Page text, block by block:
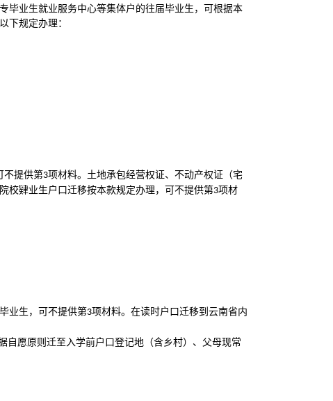
毕业生就业服务中心等集体户的往届毕业生，可根据本
下规定办理：
不提供第3项材料。土地承包经营权证、不动产权证（宅
校肄业生户口迁移按本款规定办理，可不提供第3项材
业生，可不提供第3项材料。在读时户口迁移到云南省内
自愿原则迁至入学前户口登记地（含乡村）、父母现常